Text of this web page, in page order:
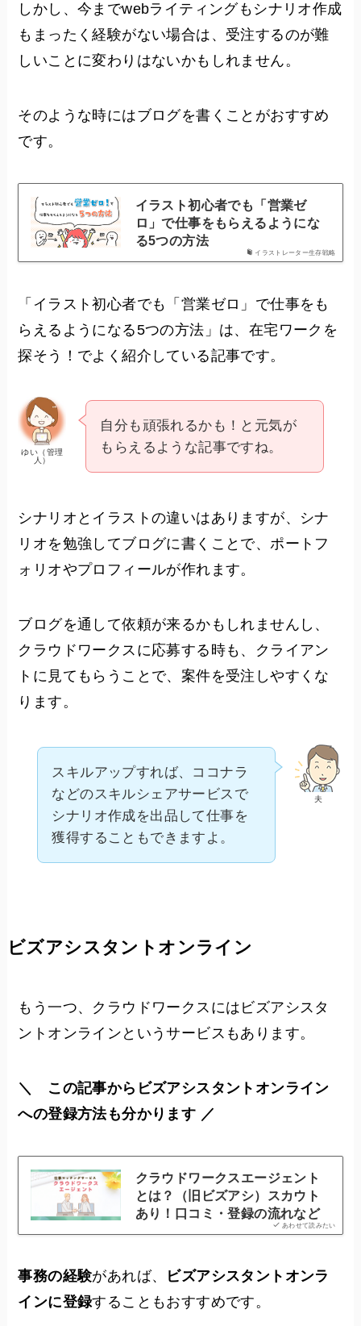
しかし、今までwebライティングもシナリオ作成
もまったく経験がない場合は、受注するのが難
しいことに変わりはないかもしれません。
そのような時にはブログを書くことがおすすめ
です。
イラストレーター生存戦略
イラスト初心者でも「営業ゼ
ロ」で仕事をもらえるようにな
る5つの方法
「イラスト初心者でも「営業ゼロ」で仕事をも
らえるようになる5つの方法」は、在宅ワークを
探そう！でよく紹介している記事です。
ゆい（管理
人）
自分も頑張れるかも！と元気が
もらえるような記事ですね。
シナリオとイラストの違いはありますが、シナ
リオを勉強してブログに書くことで、ポートフ
ォリオやプロフィールが作れます。
ブログを通して依頼が来るかもしれませんし、
クラウドワークスに応募する時も、クライアン
トに見てもらうことで、案件を受注しやすくな
ります。
夫
スキルアップすれば、ココナラ
などのスキルシェアサービスで
シナリオ作成を出品して仕事を
獲得することもできますよ。
ビズアシスタントオンライン
もう一つ、クラウドワークスにはビズアシスタ
ントオンラインというサービスもあります。
＼ この記事からビズアシスタントオンライン
への登録方法も分かります ／
あわせて読みたい
クラウドワークスエージェント
とは？（旧ビズアシ）スカウト
あり！口コミ・登録の流れなど
事務の経験があれば、
ビズアシスタントオンラ
インに登録することもおすすめです。